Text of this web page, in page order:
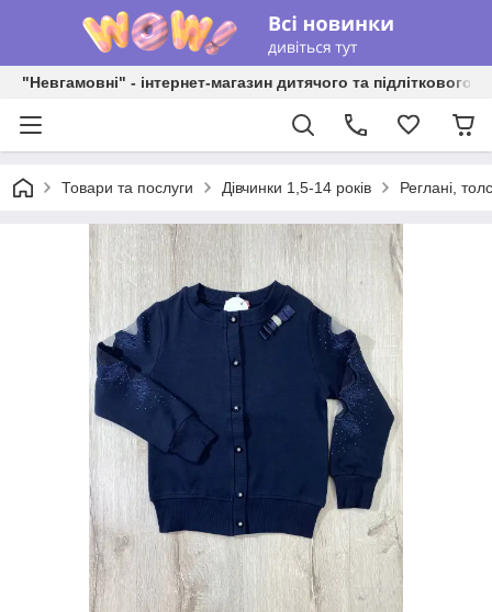
"Невгамовні" - інтернет-магазин дитячого та підліткового
Товари та послуги Дівчинки 1,5-14 років Реглані,